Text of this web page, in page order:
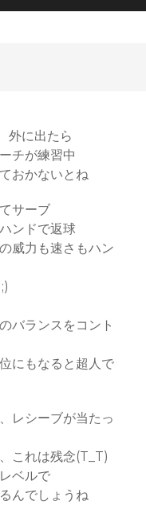
外に出たら
チが練習中
おかないとね
サーブ
ンドで返球
威力も速さもハン
バランスをコント
にもなると超人で
レシーブが当たっ
これは残念(T_T)
ベルで
んでしょうね